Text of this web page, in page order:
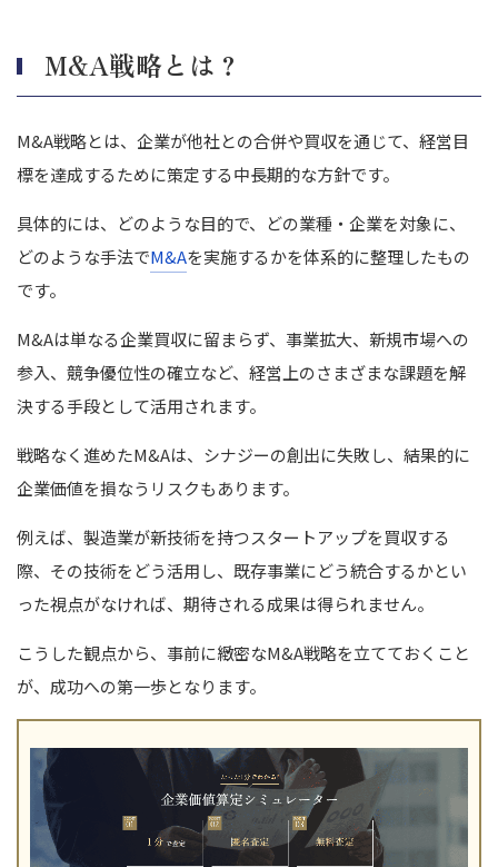
SWOT分析
バリューチェーン分析
マイケル・ポーターの競争優位の戦略
M&A戦略の策定に役立つ書籍・本
M&Aシナジーを実現するPMI
【買い手側】M&A戦略を策定するときの注意点
経営戦略との整合性を検討する
M&Aの目的を具体的に定義する
統合後の課題を事前に洗い出す
M&A戦略を成功させるためのポイント
シナジーを具体的な数値で可視化する
PMIの体制とロードマップを構築する
社内外のステークホルダーに説明責任を果たす
まとめ｜自社に合ったM&A戦略の立案でM&Aを成功に導きまし
ょう
M&A戦略とは？
M&A戦略とは、企業が他社との合併や買収を通じて、経営目
標を達成するために策定する中長期的な方針です。
具体的には、どのような目的で、どの業種・企業を対象に、
どのような手法でM&Aを実施するかを体系的に整理したもの
です。
M&Aは単なる企業買収に留まらず、事業拡大、新規市場への
参入、競争優位性の確立など、経営上のさまざまな課題を解
決する手段として活用されます。
戦略なく進めたM&Aは、シナジーの創出に失敗し、結果的に
企業価値を損なうリスクもあります。
例えば、製造業が新技術を持つスタートアップを買収する
際、その技術をどう活用し、既存事業にどう統合するかとい
った視点がなければ、期待される成果は得られません。
こうした観点から、事前に緻密なM&A戦略を立てておくこと
が、成功への第一歩となります。